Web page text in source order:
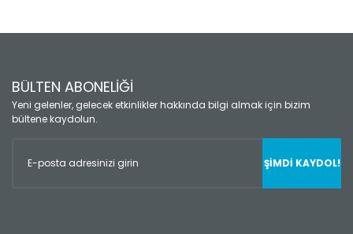
BÜLTEN ABONELİĞİ
Yeni gelenler, gelecek etkinlikler hakkında bilgi almak için bizim
bültene kaydolun.
ŞİMDİ KAYDOL!